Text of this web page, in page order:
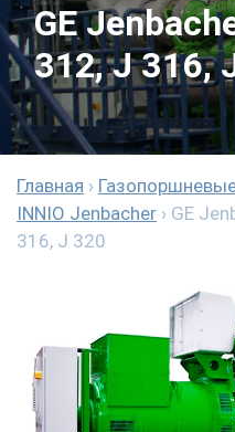
GE
312, J 316,
Главная ›
INNIO Jenbacher › GE
316, J 320